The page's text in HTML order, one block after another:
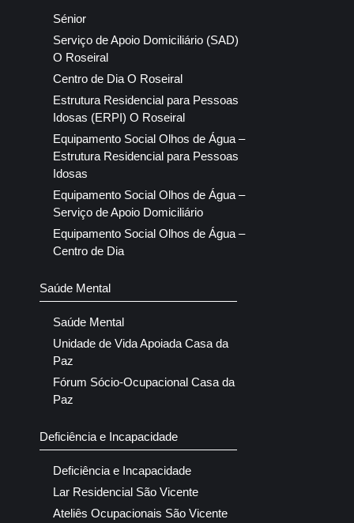
Sénior
Serviço de Apoio Domiciliário (SAD)
O Roseiral
Centro de Dia O Roseiral
Estrutura Residencial para Pessoas
Idosas (ERPI) O Roseiral
Equipamento Social Olhos de Água –
Estrutura Residencial para Pessoas
Idosas
Equipamento Social Olhos de Água –
Serviço de Apoio Domiciliário
Equipamento Social Olhos de Água –
Centro de Dia
Saúde Mental
Saúde Mental
Unidade de Vida Apoiada Casa da
Paz
Fórum Sócio-Ocupacional Casa da
Paz
Deficiência e Incapacidade
Deficiência e Incapacidade
Lar Residencial São Vicente
Ateliês Ocupacionais São Vicente